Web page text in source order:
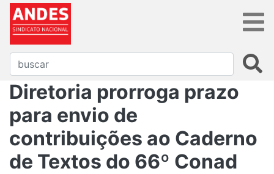
Diretoria prorroga prazo
para envio de
contribuições ao Caderno
de Textos do 66º Conad